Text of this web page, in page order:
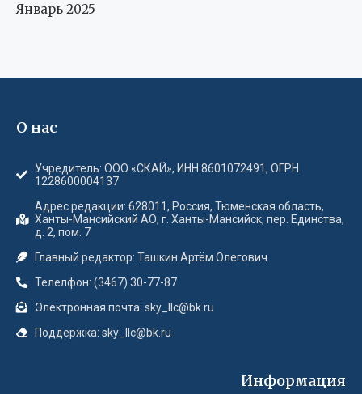
Январь 2025
О нас
Учредитель: ООО «СКАЙ», ИНН 8601072491, ОГРН
1228600004137
Адрес редакции: 628011, Россия, Тюменская область,
Ханты-Мансийский АО, г. Ханты-Мансийск, пер. Единства,
д. 2, пом. 7
Главный редактор: Ташкин Артём Олегович
Телелфон: (3467) 30-77-87
Электронная почта: sky_llc@bk.ru
Поддержка: sky_llc@bk.ru
Информация